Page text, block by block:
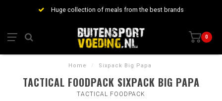
Huge collection of meals from the best brands
0
Home / Sixpack Big Papa
TACTICAL FOODPACK SIXPACK BIG PAPA
TACTICAL FOODPACK